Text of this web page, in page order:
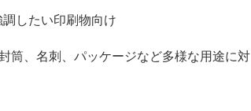
したい印刷物向け
筒、名刺、パッケージなど多様な用途に対